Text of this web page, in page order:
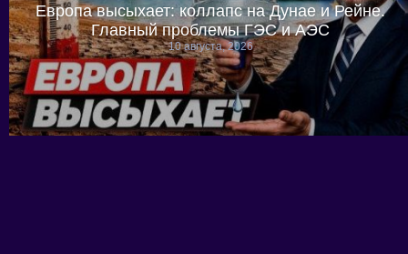
Европа высыхает: коллапс на Дунае и Рейне.
Главный проблемы ГЭС и АЭС
10 августа, 2026